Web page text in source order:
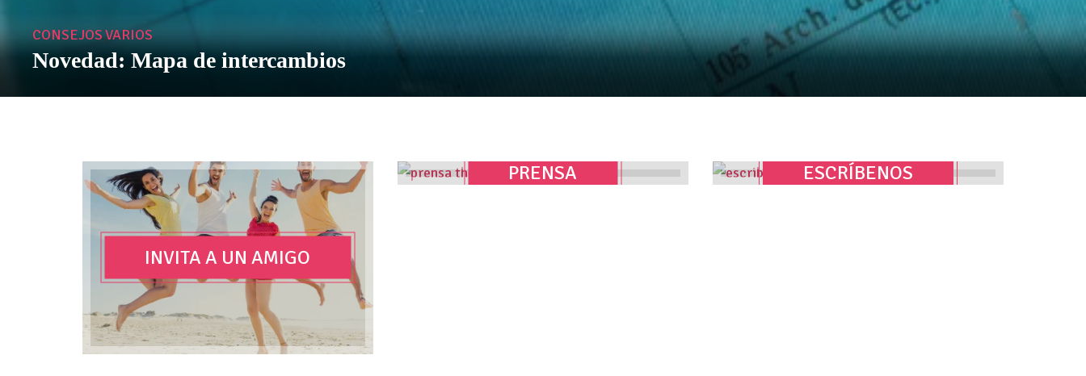
DESTINOS,VARIOS
¡Descubre Londres como un londinense!
INVITA A UN AMIGO
PRENSA ESCRÍBENOS